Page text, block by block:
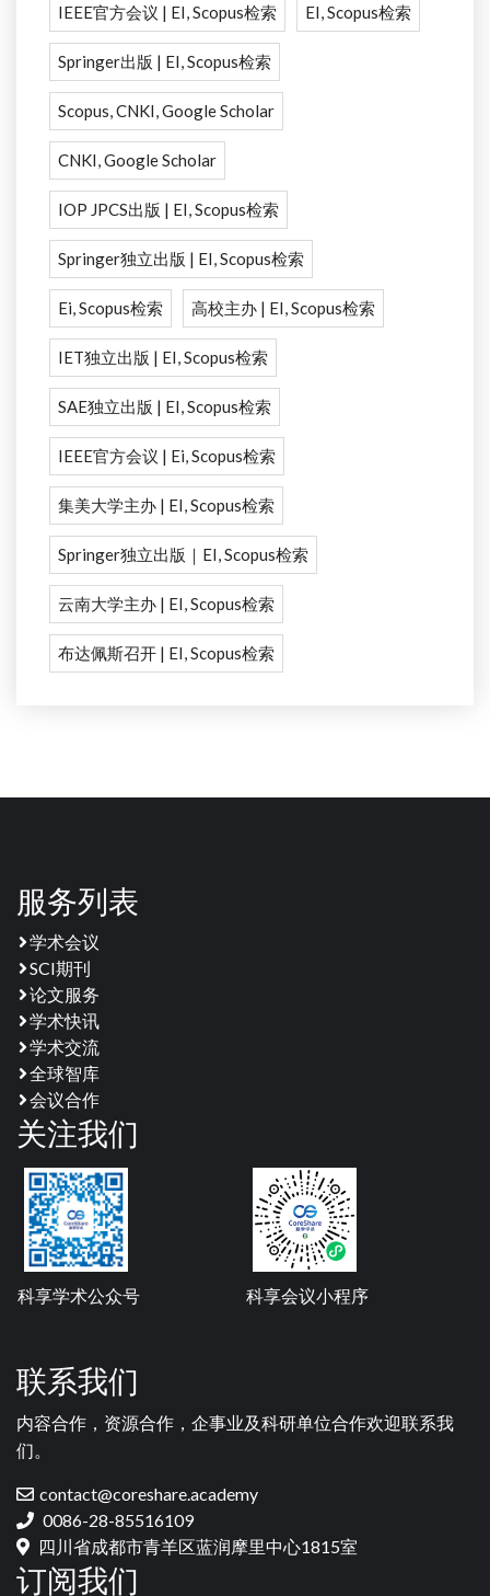
IEEE官方会议 | EI, Scopus检索 EI, Scopus检索
Springer出版 | EI, Scopus检索
Scopus, CNKI, Google Scholar
CNKI, Google Scholar
IOP JPCS出版 | EI, Scopus检索
Springer独立出版 | EI, Scopus检索
Ei, Scopus检索 高校主办 | EI, Scopus检索
IET独立出版 | EI, Scopus检索
SAE独立出版 | EI, Scopus检索
IEEE官方会议 | Ei, Scopus检索
集美大学主办 | EI, Scopus检索
Springer独立出版｜EI, Scopus检索
云南大学主办 | EI, Scopus检索
布达佩斯召开 | EI, Scopus检索
服务列表
学术会议
SCI期刊
论文服务
学术快讯
学术交流
全球智库
会议合作
关注我们
科享学术公众号 科享会议小程序
联系我们
内容合作，资源合作，企事业及科研单位合作欢迎联系我
们。
contact@coreshare.academy
0086-28-85516109
四川省成都市青羊区蓝润摩里中心1815室
订阅我们